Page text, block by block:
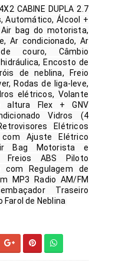
CABINE DUPLA 2.7
Automático, Álcool +
Air bag do motorista,
Ar condicionado, Ar
couro, Câmbio
Encosto de
de neblina, Freio
Rodas de liga-leve,
elétricos, Volante
altura Flex + GNV
Vidros (4
Elétricos
Ajuste Elétrico
Bag Motorista e
Freios ABS Piloto
com Regulagem de
MP3 Radio AM/FM
Traseiro
Farol de Neblina